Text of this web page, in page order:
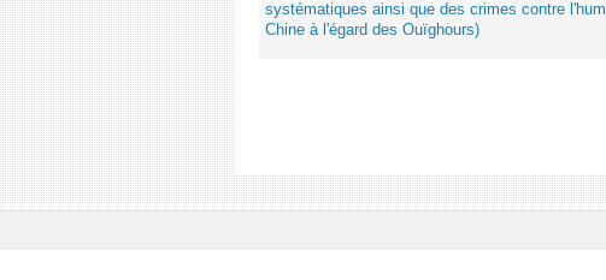
systématiques ainsi que des crimes contre
Chine à l'égard des Ouïghours)